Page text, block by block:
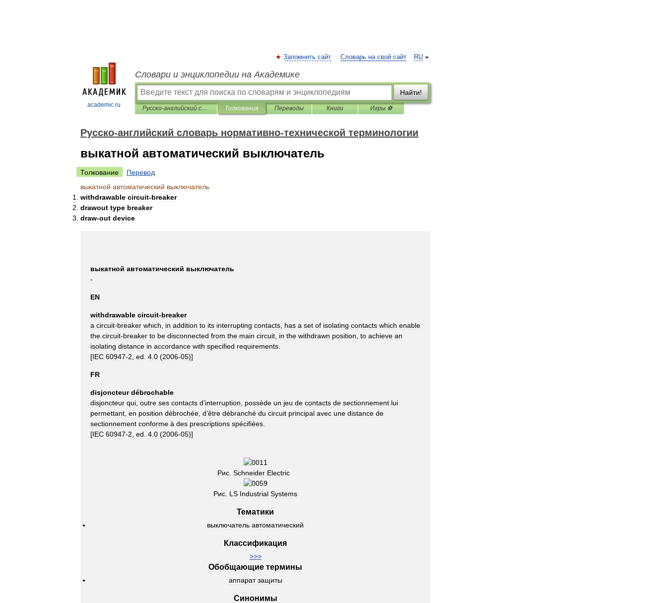
academic.ru
RU
Запомнить сайт Словарь на свой сайт
Словари и энциклопедии на Академике
Найти!
Русско-английский словарь нормативно-технической терминологии Толкования Переводы Книги Игры ⚽
Русско-английский словарь нормативно-технической терминологии
выкатной автоматический выключатель
Толкование
Перевод
выкатной автоматический выключатель
withdrawable circuit-breaker
drawout type breaker
draw-out device
выкатной автоматический выключатель
-
EN
withdrawable circuit-breaker
a circuit-breaker which in addition to its interrupting contacts has a set of isolating contacts which enable
the circuit-breaker to be disconnected from the main circuit in the withdrawn position to achieve an
isolating distance in accordance with specified requirements
[IEC 60947-2 ed 4 0 (2006-05)]
FR
disjoncteur débrochable
disjoncteur qui outre ses contacts d’interruption possède un jeu de contacts de sectionnement lui
permettant en position débrochée d’être débranché du circuit principal avec une distance de
sectionnement conforme à des prescriptions spécifiées
[IEC 60947-2 ed 4 0 (2006-05)]
Рис. Schneider Electric
Рис LS Industrial Systems
Тематики
выключатель автоматический
Классификация
>>>
Обобщающие термины
аппарат защиты
Синонимы